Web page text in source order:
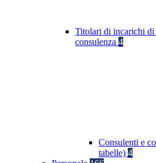
Titolari di incarichi di
consulenza 4
Consulenti e
tabelle) 4